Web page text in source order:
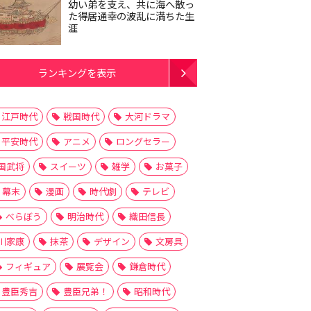
幼い弟を支え、共に海へ散っ
た得居通幸の波乱に満ちた生
涯
ランキングを表示
江戸時代 戦国時代
大河ドラマ
平安時代
アニメ
ロングセラー
武将
スイーツ 雑学
お菓子
幕末
漫画 時代劇
テレビ
べらぼう
明治時代
織田信長
家康
抹茶 デザイン
文房具
フィギュア
展覧会
鎌倉時代
豊臣秀吉
豊臣兄弟！
昭和時代